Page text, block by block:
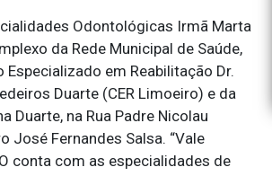
Odontológicas Irmã Marta
da Rede Municipal de Saúde,
Especializado em Reabilitação Dr.
Duarte (CER Limoeiro) e da
Duarte, na Rua Padre Nicolau
José Fernandes Salsa. “Vale
conta com as especialidades de